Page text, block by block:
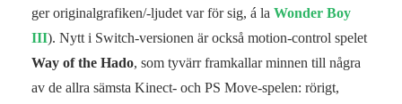
ger originalgrafiken/-ljudet var för sig, á la Wonder Boy
III). Nytt i Switch-versionen är också motion-control spelet
Way of the Hado, som tyvärr framkallar minnen till några
av de allra sämsta Kinect- och PS Move-spelen: rörigt,